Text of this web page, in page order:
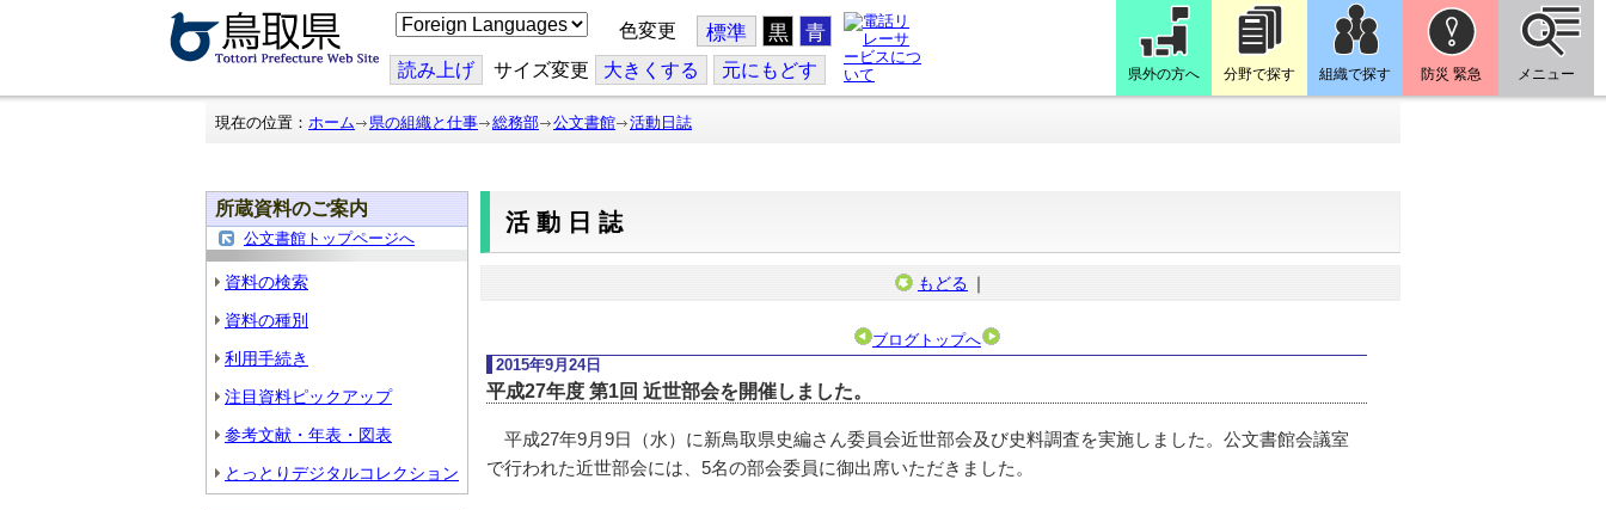
こ
の
ジ
を
翻
色変更 標準 黒 青
読み上げ サイズ変更 大きくする 元にもどす 県外の方へ 分野で探す 組織で探す 防災 緊急 メニュー
現在の位置： ホーム 県の組織と仕事 総務部 公文書館 活動日誌
所蔵資料のご案内
公文書館トップページへ
資料の検索
資料の種別
利用手続き
注目資料ピックアップ
参考文献・年表・図表
とっとりデジタルコレクション
活動日誌
もどる ｜
ブログトップへ
2015年9月24日
平成27年度 第1回 近世部会を開催しました。
平成27年9月9日（水）に新鳥取県史編さん委員会近世部会及び史料調査を実施しました。公文書館会議室
で行われた近世部会には、5名の部会委員に御出席いただきました。